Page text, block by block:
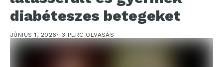
diabéteszes betegeket
JÚNIUS 1, 2026 3 PERC OLVASÁS